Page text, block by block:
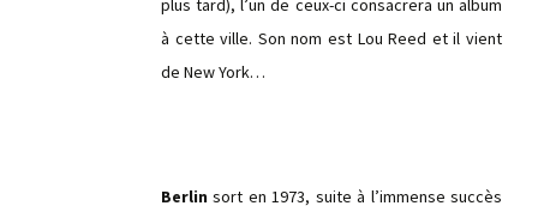
plus tard), l’un de ceux-ci consacrera un album
à cette ville. Son nom est Lou Reed et il vient
de New York…
Berlin sort en 1973, suite à l’immense succès